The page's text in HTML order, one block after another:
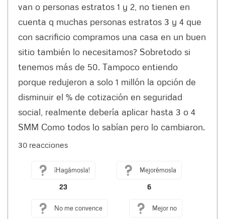
van o personas estratos 1 y 2, no tienen en
cuenta q muchas personas estratos 3 y 4 que
con sacrificio compramos una casa en un buen
sitio también lo necesitamos? Sobretodo si
tenemos más de 50. Tampoco entiendo
porque redujeron a solo 1 millón la opción de
disminuir el % de cotización en seguridad
social, realmente debería aplicar hasta 3 o 4
SMM Como todos lo sabían pero lo cambiaron.
30 reacciones
¡Hagámosla!
23
Mejorémosla
6
No me convence Mejor no